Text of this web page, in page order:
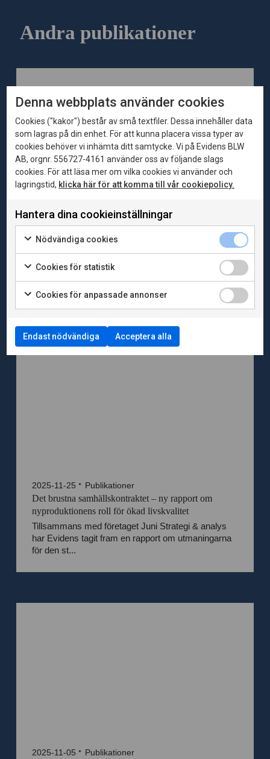
Andra publikationer
2026-06-04 Publikationer
hushållens skulder, tillgångar och motståndskraft
Skulderna berättar inte hela historien Det finns siffror
som fastnar i den offentliga debatten. Vi som följer
di...
2025-11-25 Publikationer
Det brustna samhällskontraktet – ny rapport om
nyproduktionens roll för ökad livskvalitet
Tillsammans med företaget Juni Strategi & analys
har Evidens tagit fram en rapport om utmaningarna
för den st...
2025-11-05 Publikationer
Denna webbplats använder cookies
Cookies ("kakor") består av små textfiler. Dessa innehåller data
som lagras på din enhet. För att kunna placera vissa typer av
cookies behöver vi inhämta ditt samtycke. Vi på Evidens BLW
AB, orgnr. 556727-4161 använder oss av följande slags
cookies. För att läsa mer om vilka cookies vi använder och
lagringstid, klicka här för att komma till vår cookiepolicy.
Hantera dina cookieinställningar
Nödvändiga cookies
Cookies för statistik
Cookies för anpassade annonser
Endast nödvändiga Acceptera alla